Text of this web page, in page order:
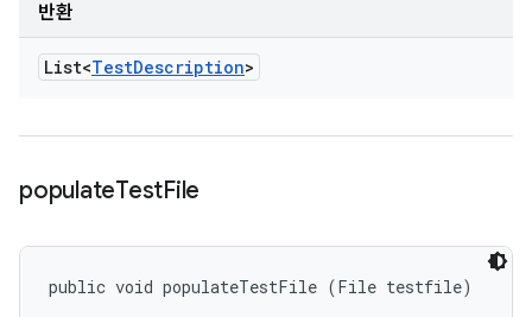
반환
List<TestDescription>
populateTestFile
public void populateTestFile (File testfile)